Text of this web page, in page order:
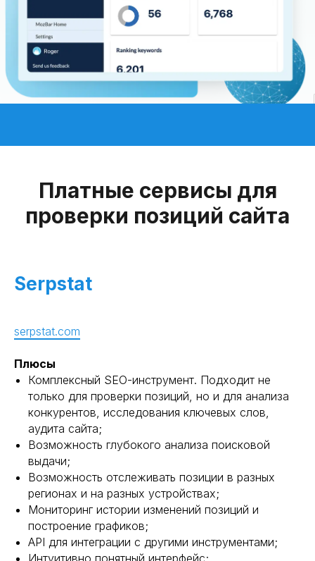
Платные сервисы для
проверки позиций сайта
Serpstat
serpstat.com
Плюсы
Комплексный SEO-инструмент. Подходит не
только для проверки позиций, но и для анализа
конкурентов, исследования ключевых слов,
аудита сайта;
Возможность глубокого анализа поисковой
выдачи;
Возможность отслеживать позиции в разных
регионах и на разных устройствах;
Мониторинг истории изменений позиций и
построение графиков;
API для интеграции с другими инструментами;
Интуитивно понятный интерфейс;